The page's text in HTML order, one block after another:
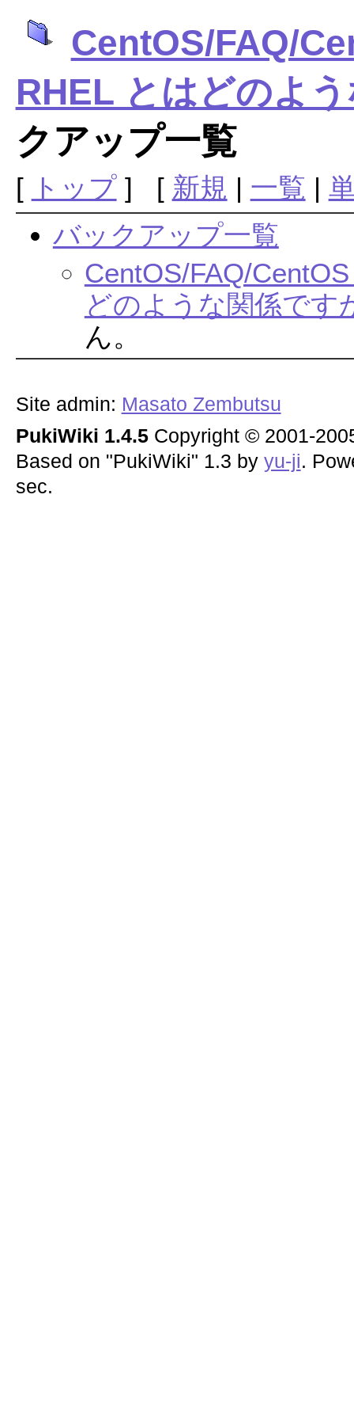
CentOS/FAQ/
RHEL とはどのよ
クアップ一覧
[ トップ] [ 新規 | 一覧 |
バックアップ一覧
CentOS/FAQ/
どのような関係です
ん。
Site admin: Masato Zembutsu
PukiWiki 1.4.5Copyright © 2001-
Based on "PukiWiki" 1.3 by yu-ji.
sec.